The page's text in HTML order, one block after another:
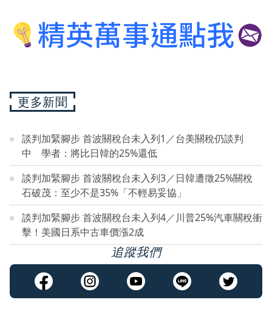
更多新聞
談判加緊腳步 首波關稅台未入列1／台美關稅仍談判
中 學者：將比日韓的25%還低
談判加緊腳步 首波關稅台未入列3／日韓遭徵25%關稅
石破茂：至少不是35%「不輕易妥協」
談判加緊腳步 首波關稅台未入列4／川普25%汽車關稅衝
擊！美國日系中古車價漲2成
追蹤我們